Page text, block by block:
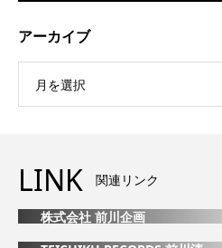
アーカイブ
月を選択
LINK 関連リンク
株式会社 前川企画